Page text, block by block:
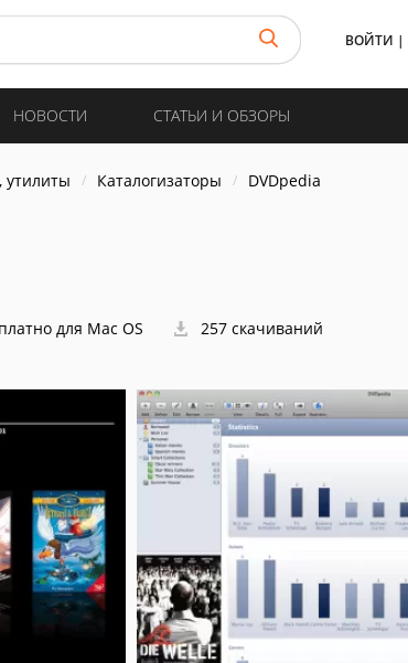
ВОЙТИ |
НОВОСТИ СТАТЬИ И ОБЗОРЫ
утилиты Каталогизаторы DVDpedia
для Mac OS 257 скачиваний